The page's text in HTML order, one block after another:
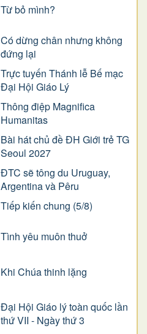
Từ bỏ mình?
Có dừng chân nhưng không
đứng lại
Trực tuyến Thánh lễ Bế mạc
Đại Hội Giáo Lý
Thông điệp Magnifica
Humanitas
Bài hát chủ đề ĐH Giới trẻ TG
Seoul 2027
ĐTC sẽ tông du Uruguay,
Argentina và Pêru
Tiếp kiến chung (5/8)
Tình yêu muôn thuở
Khi Chúa thinh lặng
Đại Hội Giáo lý toàn quốc lần
thứ VII - Ngày thứ 3